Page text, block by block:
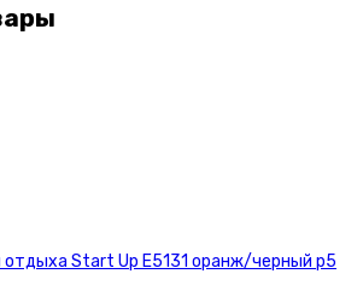
Start Up E5131 оранж/черный р5